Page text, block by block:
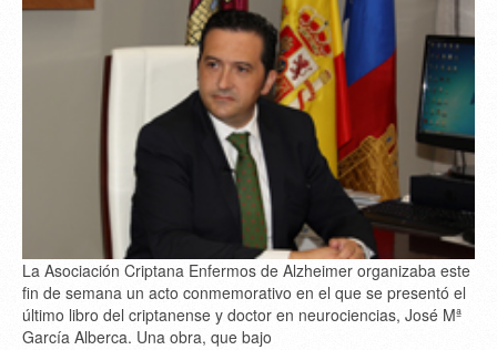
La Asociación Criptana Enfermos de Alzheimer organizaba este
fin de semana un acto conmemorativo en el que se presentó el
último libro del criptanense y doctor en neurociencias, José Mª
García Alberca. Una obra, que bajo